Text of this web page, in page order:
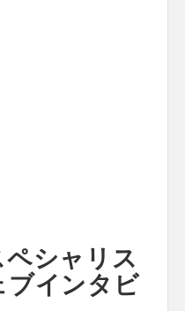
シャリス
ブインタビ